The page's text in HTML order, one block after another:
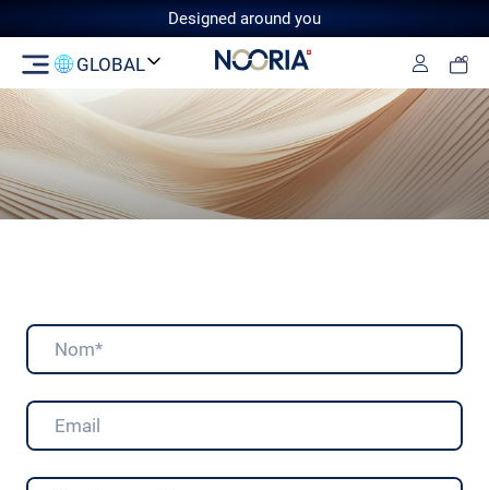
Designed around you
GLOBAL
Switzerland
European Union
United
Kingdom
Accès